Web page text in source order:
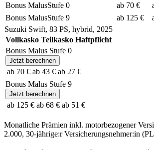
Bonus MalusStufe 0 ab 70 €
Bonus MalusStufe 9 ab 125 €
Suzuki Swift, 83 PS, hybrid, 2025
Vollkasko Teilkasko Haftpflicht
Bonus Malus Stufe 0
Jetzt berechnen
ab 70 € ab 43 € ab 27 €
Bonus Malus Stufe 9
Jetzt berechnen
ab 125 € ab 68 € ab 51 €
Monatliche Prämien inkl. motorbezogener
2.000, 30-jährige:rVersicherungsnehmer:in